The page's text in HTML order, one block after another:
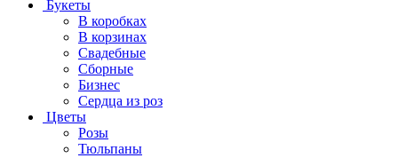
Букеты
В коробках
В корзинах
Свадебные
Сборные
Бизнес
Сердца из роз
Цветы
Розы
Тюльпаны